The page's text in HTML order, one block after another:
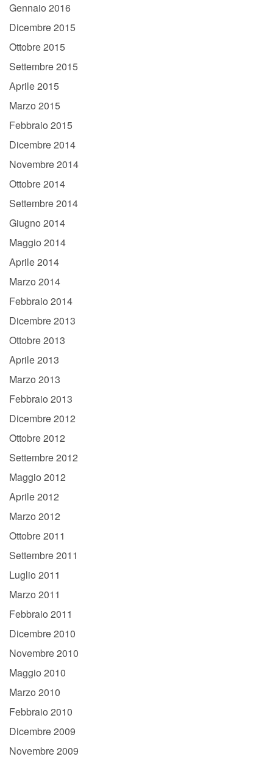
Gennaio 2016
Dicembre 2015
Ottobre 2015
Settembre 2015
Aprile 2015
Marzo 2015
Febbraio 2015
Dicembre 2014
Novembre 2014
Ottobre 2014
Settembre 2014
Giugno 2014
Maggio 2014
Aprile 2014
Marzo 2014
Febbraio 2014
Dicembre 2013
Ottobre 2013
Aprile 2013
Marzo 2013
Febbraio 2013
Dicembre 2012
Ottobre 2012
Settembre 2012
Maggio 2012
Aprile 2012
Marzo 2012
Ottobre 2011
Settembre 2011
Luglio 2011
Marzo 2011
Febbraio 2011
Dicembre 2010
Novembre 2010
Maggio 2010
Marzo 2010
Febbraio 2010
Dicembre 2009
Novembre 2009